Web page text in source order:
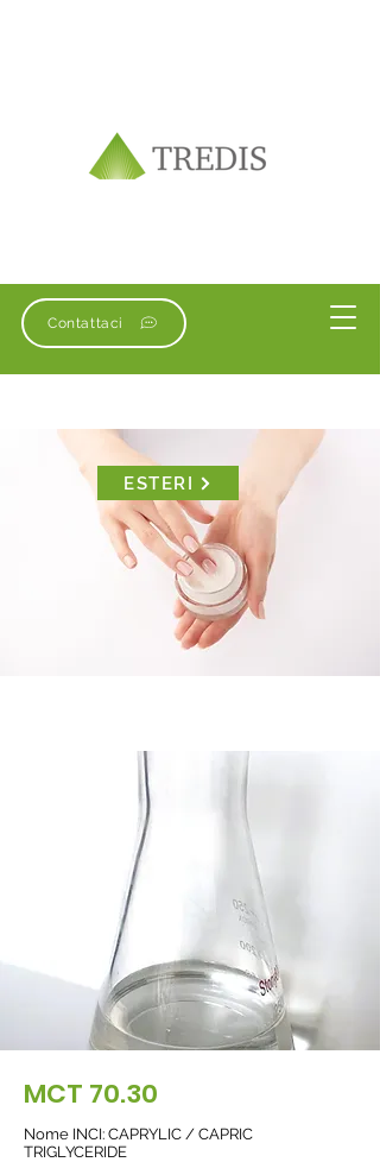
Contattaci
ESTERI
MCT 70.30
Nome INCI: CAPRYLIC / CAPRIC
TRIGLYCERIDE